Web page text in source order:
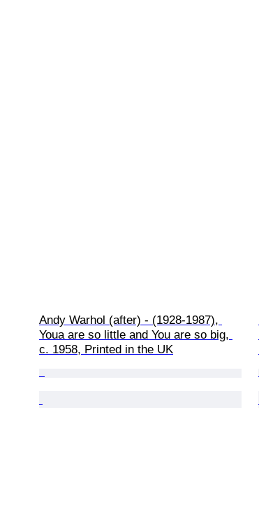
Andy Warhol (after) - (1928-1987),
Youa are so little and You are so big,
c. 1958, Printed in the UK